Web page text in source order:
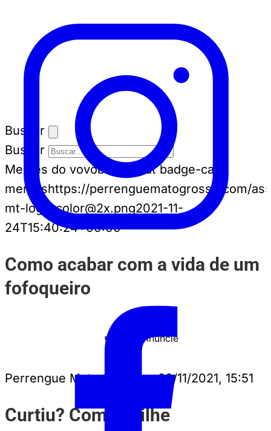
Buscar
Buscar
Memes do vovôbadge-cat badge-cat--
memeshttps://perrenguematogrosso.com/
mt-logo-color@2x.png2021-11-
24T15:40:24+00:00
Como acabar com a vida de um
fofoqueiro
PUBLICIDADE Anuncie
Perrengue Mato Grosso • 20/11/2021, 15:51
Curtiu? Compartilhe